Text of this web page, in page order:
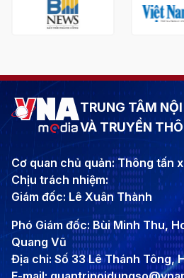
TRUNG TÂM
VÀ TRUYỀN
Cơ quan chủ quản: Thông tấn
Chịu trách nhiệm:
Giám đốc: Lê Xuân Thành
Phó Giám đốc: Bùi Minh Thu,
Quang Vũ
Địa chỉ: Số 33 Lê Thánh Tông,